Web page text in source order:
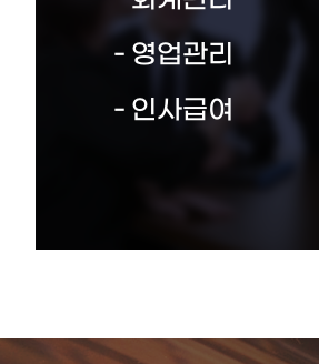
영업관리
인사급여